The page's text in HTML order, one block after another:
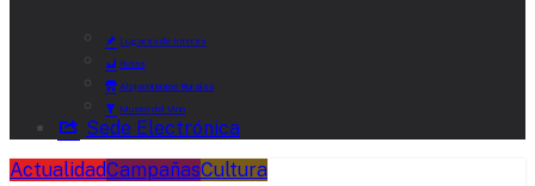
Lugares de Interés
Rutas
Alojamientos Rurales
Museo del Vino
Sede Electrónica
ActualidadCampañasCultura